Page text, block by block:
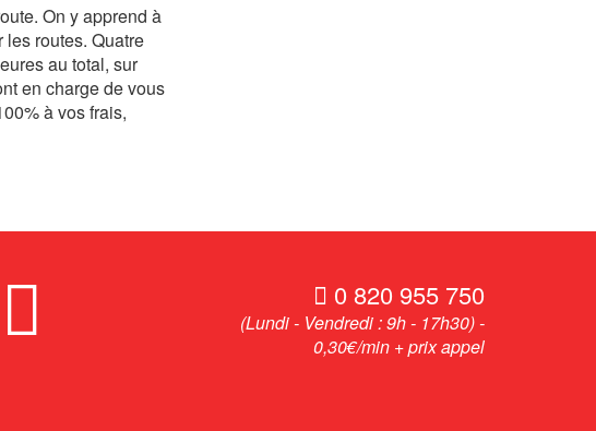
On y apprend à
les routes. Quatre
au total, sur
en charge de vous
à vos frais,
0 820 955 750
(Lundi - Vendredi : 9h - 17h30) -
0,30€/min + prix appel